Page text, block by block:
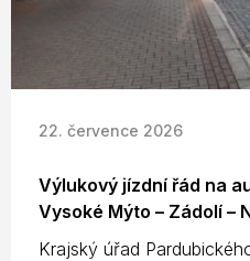
22. července 2026
Výlukový jízdní řád na
Vysoké Mýto – Zádolí –
Krajský úřad